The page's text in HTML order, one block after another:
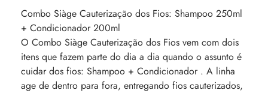
Combo Siàge Cauterização dos Fios: Shampoo 250ml
+ Condicionador 200ml
O Combo Siàge Cauterização dos Fios vem com dois
itens que fazem parte do dia a dia quando o assunto é
cuidar dos fios: Shampoo + Condicionador . A linha
age de dentro para fora, entregando fios cauterizados,